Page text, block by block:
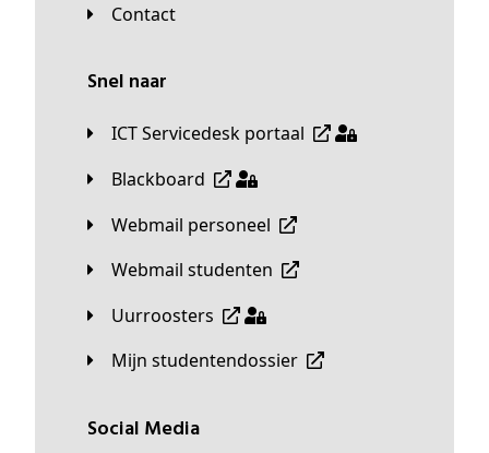
Contact
Snel naar
ICT Servicedesk portaal
Blackboard
Webmail personeel
Webmail studenten
Uurroosters
Mijn studentendossier
Social Media